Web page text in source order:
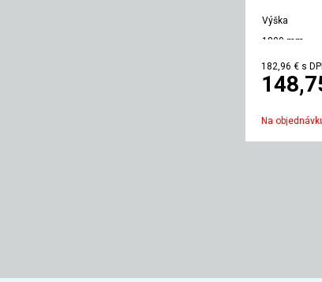
Výška
1800 mm
182,96 € s
Na